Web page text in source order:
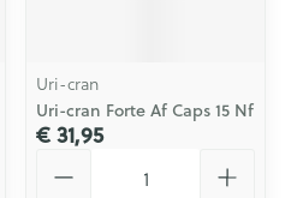
Uri-cran
Uri-cran Forte Af Caps 15 Nf
€ 31,95